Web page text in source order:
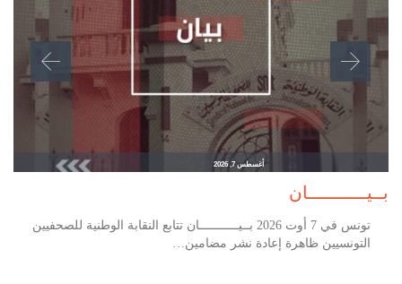
أغسطس 7, 2026
بــيـــــــــــان
تونس في 7 أوت 2026 بــيـــــــــــان تتابع النقابة الوطنية للصحفيين
التونسيين ظاهرة إعادة نشر مضامين…